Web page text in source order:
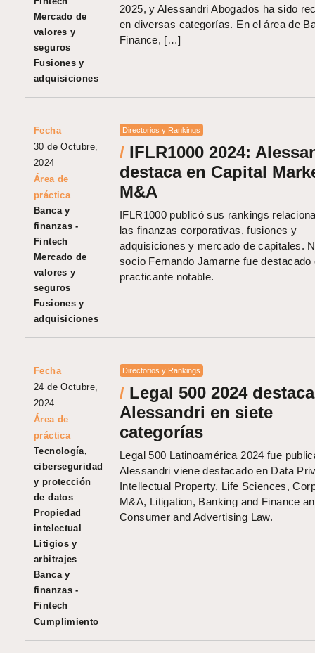
Mercado de
valores y
seguros
Fusiones y
adquisiciones
2025, y Alessandri Abogados ha sido
en diversas categorías. En el área de
Finance, […]
Fecha
30 de Octubre,
2024
Área de
práctica
Banca y
finanzas -
Fintech
Mercado de
valores y
seguros
Fusiones y
adquisiciones
Directorios y Rankings
/ IFLR1000 2024:
destaca en Capital
M&A
IFLR1000 publicó sus rankings
las finanzas corporativas, fusiones y
adquisiciones y mercado de capitales.
socio Fernando Jamarne fue destacado
practicante notable.
Fecha
24 de Octubre,
2024
Área de
práctica
Tecnología,
ciberseguridad
y protección
de datos
Propiedad
intelectual
Litigios y
arbitrajes
Banca y
finanzas -
Fintech
Cumplimiento
Directorios y Rankings
/ Legal 500 2024
Alessandri en siete
categorías
Legal 500 Latinoamérica 2024 fue
Alessandri viene destacado en Data
Intellectual Property, Life Sciences,
M&A, Litigation, Banking and Finance
Consumer and Advertising Law.